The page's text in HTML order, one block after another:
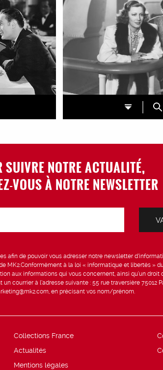
SUIVRE NOTRE ACTUALITÉ,
VOUS À NOTRE NEWSLETTER
afin de pouvoir vous adresser notre newsletter
MK2.Conformément à la loi « informatique et libertés »
aux informations qui vous concernent, ainsi qu’un droit
courrier à l’adresse suivante : 55 rue traversière 75012
en précisant vos nom/prénom.
Collections France
Actualités
Mentions légales